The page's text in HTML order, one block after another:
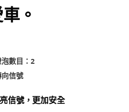
。
數目：2
信號
信號，更加安全